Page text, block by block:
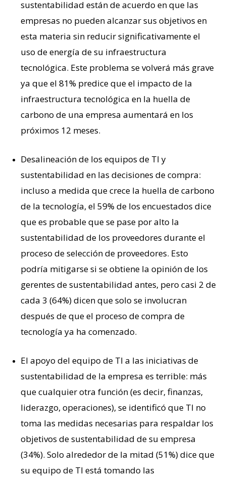
sustentabilidad están de acuerdo en que las
empresas no pueden alcanzar sus objetivos en
esta materia sin reducir significativamente el
uso de energía de su infraestructura
tecnológica. Este problema se volverá más grave
ya que el 81% predice que el impacto de la
infraestructura tecnológica en la huella de
carbono de una empresa aumentará en los
próximos 12 meses.
Desalineación de los equipos de TI y
sustentabilidad en las decisiones de compra:
incluso a medida que crece la huella de carbono
de la tecnología, el 59% de los encuestados dice
que es probable que se pase por alto la
sustentabilidad de los proveedores durante el
proceso de selección de proveedores. Esto
podría mitigarse si se obtiene la opinión de los
gerentes de sustentabilidad antes, pero casi 2 de
cada 3 (64%) dicen que solo se involucran
después de que el proceso de compra de
tecnología ya ha comenzado.
El apoyo del equipo de TI a las iniciativas de
sustentabilidad de la empresa es terrible: más
que cualquier otra función (es decir, finanzas,
liderazgo, operaciones), se identificó que TI no
toma las medidas necesarias para respaldar los
objetivos de sustentabilidad de su empresa
(34%). Solo alrededor de la mitad (51%) dice que
su equipo de TI está tomando las